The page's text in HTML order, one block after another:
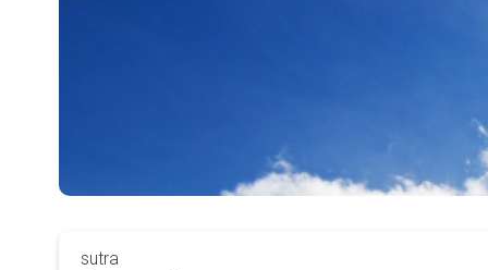
sutra